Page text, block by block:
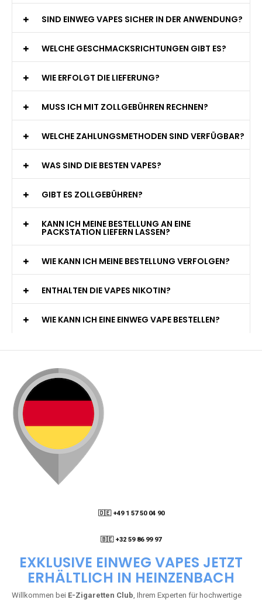
SIND EINWEG VAPES SICHER IN DER ANWENDUNG?
WELCHE GESCHMACKSRICHTUNGEN GIBT ES?
WIE ERFOLGT DIE LIEFERUNG?
MUSS ICH MIT ZOLLGEBÜHREN RECHNEN?
WELCHE ZAHLUNGSMETHODEN SIND VERFÜGBAR?
WAS SIND DIE BESTEN VAPES?
GIBT ES ZOLLGEBÜHREN?
KANN ICH MEINE BESTELLUNG AN EINE
PACKSTATION LIEFERN LASSEN?
WIE KANN ICH MEINE BESTELLUNG VERFOLGEN?
ENTHALTEN DIE VAPES NIKOTIN?
WIE KANN ICH EINE EINWEG VAPE BESTELLEN?
🇩🇪 +49 1 57 50 04 90
🇧🇪 +32 59 86 99 97
EXKLUSIVE EINWEG VAPES JETZT
ERHÄLTLICH IN HEINZENBACH
Willkommen bei E-Zigaretten Club , Ihrem Experten für hochwertige